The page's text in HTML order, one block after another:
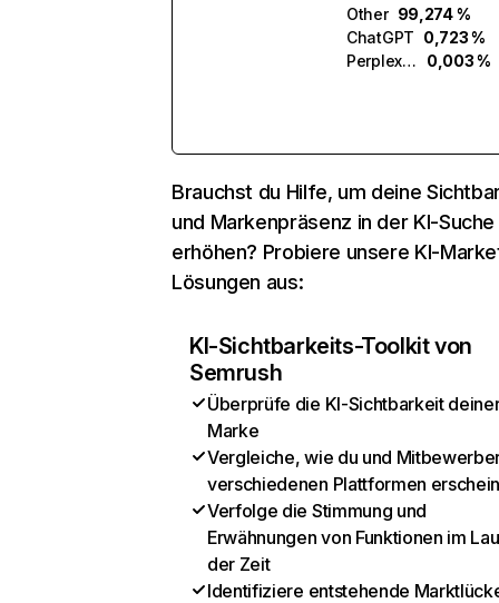
Other 99,274 %
ChatGPT 0,723 %
Perplexity
0,003 %
Brauchst du Hilfe, um deine
und Markenpräsenz in der KI-Suche
erhöhen? Probiere unsere KI-
Lösungen aus:
KI-Sichtbarkeits-Toolkit von
Semrush
Überprüfe die KI-Sichtbarkeit
Marke
Vergleiche, wie du und
verschiedenen Plattformen
Verfolge die Stimmung und
Erwähnungen von Funktionen im
der Zeit
Identifiziere entstehende